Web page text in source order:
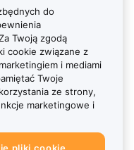
do
Twoją zgodą
cookie związane z
i mediami
Twoje
ze strony,
marketingowe i